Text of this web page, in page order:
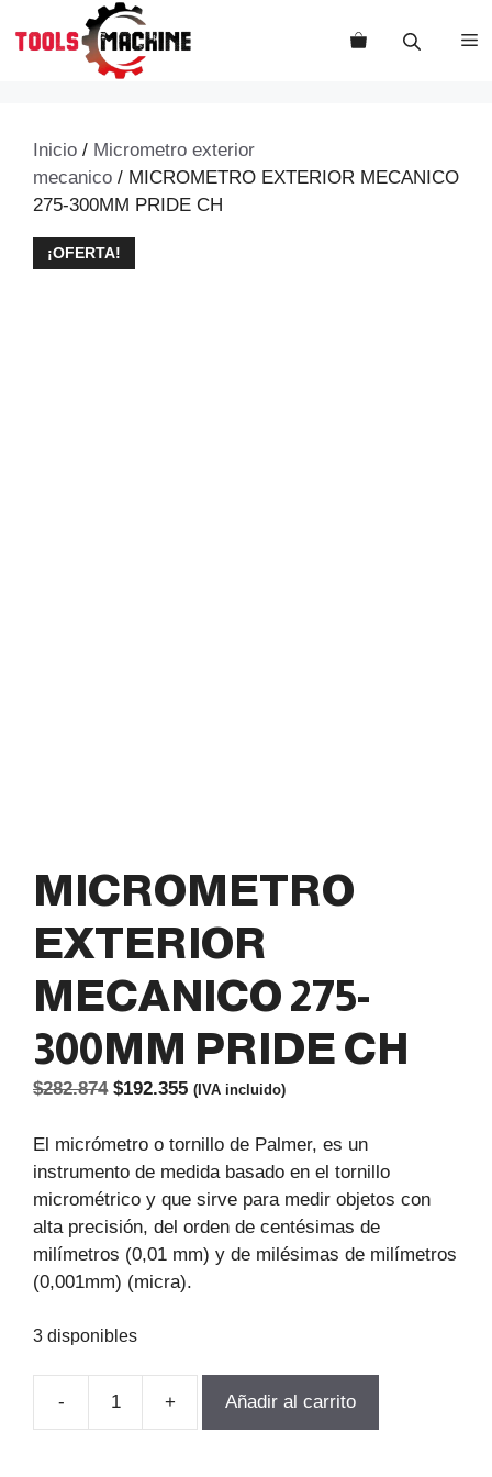
Inicio / Micrometro exterior
mecanico / MICROMETRO EXTERIOR MECANICO
275-300MM PRIDE CH
¡OFERTA!
MICROMETRO
EXTERIOR
MECANICO 275-
300MM PRIDE CH
$282.874 El
original
era:
$282.874.
$192.355El
actual
es:
$192.355.
(IVA incluido)
El micrómetro o tornillo de Palmer, es un
instrumento de medida basado en el tornillo
micrométrico y que sirve para medir objetos con
alta precisión, del orden de centésimas de
milímetros (0,01 mm) y de milésimas de milímetros
(0,001mm) (micra).
3 disponibles
-
MICROMETRO
+ Añadir al carrito